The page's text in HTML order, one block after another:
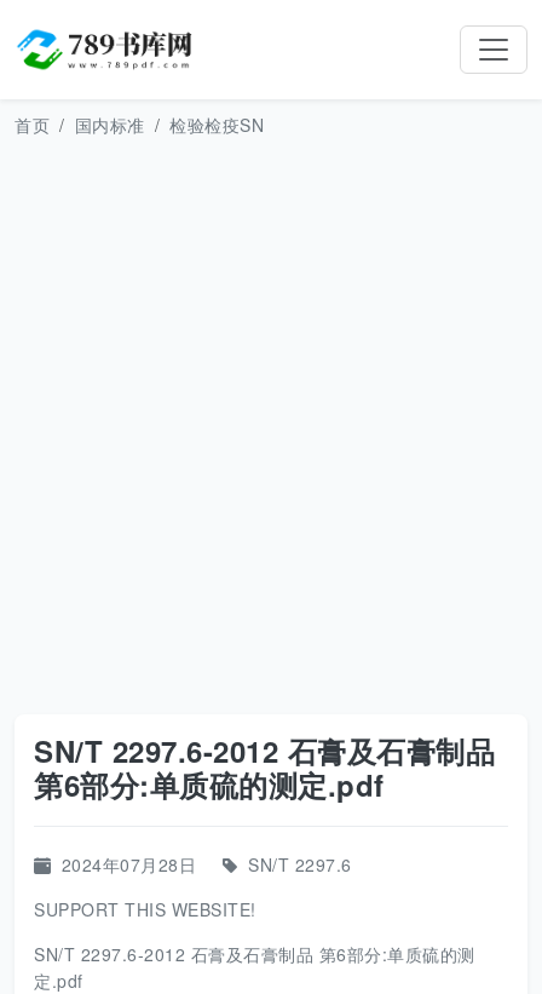
首页 国内标准 检验检疫SN
SN/T 2297.6-2012 石膏及石膏制品
第6部分:单质硫的测定.pdf
2024年07月28日
SN/T 2297.6
SUPPORT THIS WEBSITE!
SN/T 2297.6-2012 石膏及石膏制品 第6部分:单质硫的测
定.pdf